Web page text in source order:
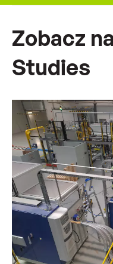
Zobacz
Studies